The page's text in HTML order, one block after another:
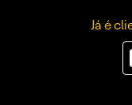
Já é